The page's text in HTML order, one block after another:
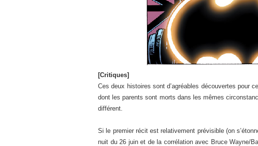
[Critiques]
Ces deux histoires sont d’agréables découvertes pour
dont les parents sont morts dans les mêmes
différent.
Si le premier récit est relativement prévisible (on
nuit du 26 juin et de la corrélation avec Bruce Wayne/